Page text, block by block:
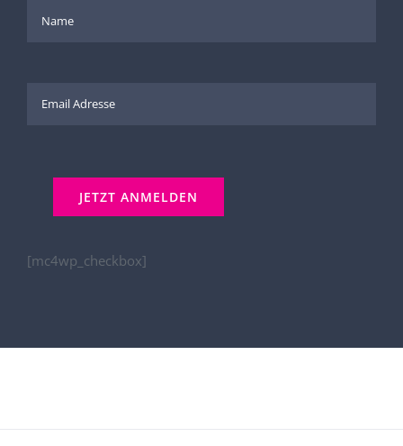
[mc4wp_checkbox]